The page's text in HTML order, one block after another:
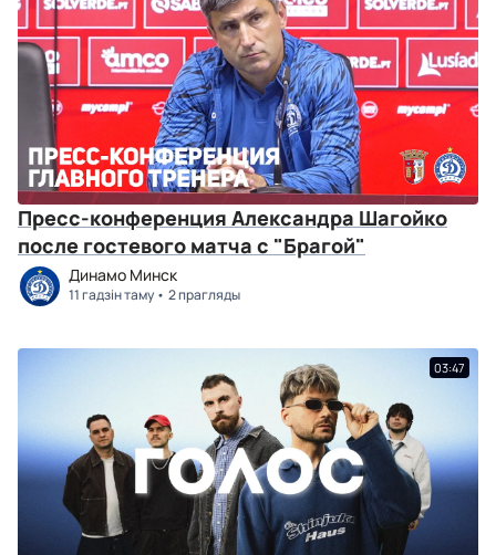
Пресс-конференция Александра Шагойко
после гостевого матча с "Брагой"
Динамо Минск
11 гадзін таму 2 прагляды
03:47